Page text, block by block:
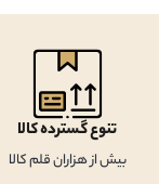
تنوع گسترده کالا
بیش از هزاران قلم کالا